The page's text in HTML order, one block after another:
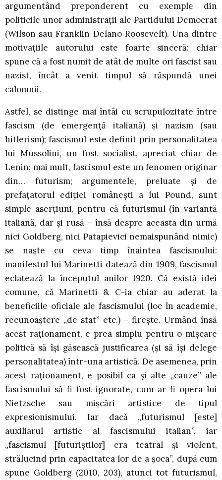
argumentând preponderent cu exemple din
politicile unor administrații ale Partidului Democrat
(Wilson sau Franklin Delano Roosevelt). Una dintre
motivațiile autorului este foarte sinceră: chiar
spune că a fost numit de atât de multe ori fascist sau
nazist, încât a venit timpul să răspundă unei
calomnii.
Astfel, se distinge mai întâi cu scrupulozitate între
fascism (de emergență italiană) și nazism (sau
hitlerism); fascismul este definit prin personalitatea
lui Mussolini, un fost socialist, apreciat chiar de
Lenin; mai mult, fascismul este un fenomen originar
din… futurism; argumentele, preluate și de
prefațatorul ediției românești a lui Pound, sunt
simple aserțiuni, pentru că futurismul (în variantă
italiană, dar și rusă – însă despre aceasta din urmă
nici Goldberg, nici Patapievici nemaispunând nimic)
se naște cu ceva timp înaintea fascismului:
manifestul lui Marinetti datează din 1909, fascismul
eclatează la începutul anilor 1920. Că există idei
comune, că Marinetti & C-ia chiar au aderat la
beneficiile oficiale ale fascismului (loc în academie,
recunoaștere „de stat” etc.) – firește. Urmând însă
acest raționament, e prea simplu pentru o mișcare
politică să își găsească justificarea (și să își delege
personalitatea) într-una artistică. De asemenea, prin
acest raționament, e posibil ca și alte „cauze” ale
fascismului să fi fost ignorate, cum ar fi opera lui
Nietzsche sau mișcări artistice de tipul
expresionismului. Iar dacă „futurismul [este]
auxiliarul artistic al fascismului italian”, iar
„fascismul [futuriștilor] era teatral și violent,
strălucind prin capacitatea lor de a șoca”, după cum
spune Goldberg (2010, 203), atunci tot futurismul,